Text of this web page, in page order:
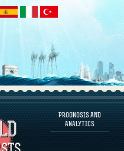
PROGNOSIS AND
ANALYTICS